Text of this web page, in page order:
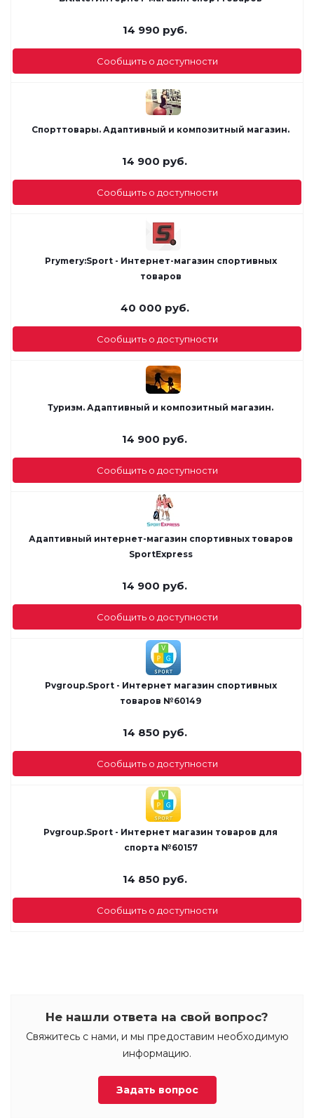
14 990 руб.
Сообщить о доступности
Спорттовары. Адаптивный и композитный магазин.
14 900 руб.
Сообщить о доступности
Prymery:Sport - Интернет-магазин спортивных
товаров
40 000 руб.
Сообщить о доступности
Туризм. Адаптивный и композитный магазин.
14 900 руб.
Сообщить о доступности
Адаптивный интернет-магазин спортивных товаров
SportExpress
14 900 руб.
Сообщить о доступности
Pvgroup.Sport - Интернет магазин спортивных
товаров №60149
14 850 руб.
Сообщить о доступности
Pvgroup.Sport - Интернет магазин товаров для
спорта №60157
14 850 руб.
Сообщить о доступности
Не нашли ответа на свой вопрос?
Свяжитесь с нами, и мы предоставим необходимую
информацию.
Задать вопрос